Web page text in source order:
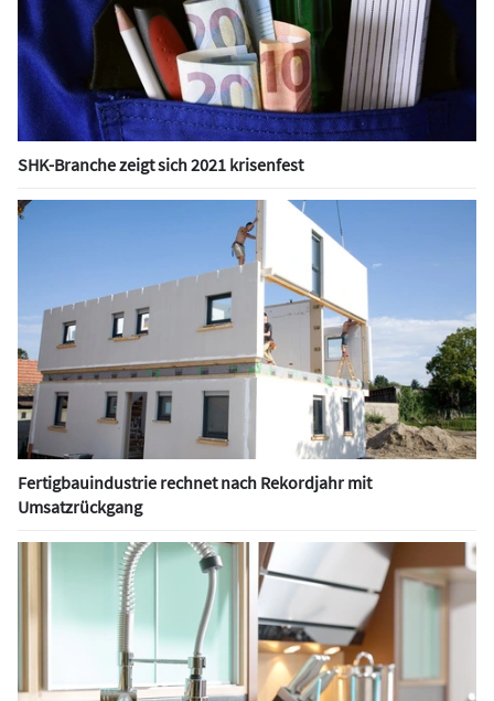
SHK-Branche zeigt sich 2021 krisenfest
Fertigbauindustrie rechnet nach Rekordjahr mit
Umsatzrückgang